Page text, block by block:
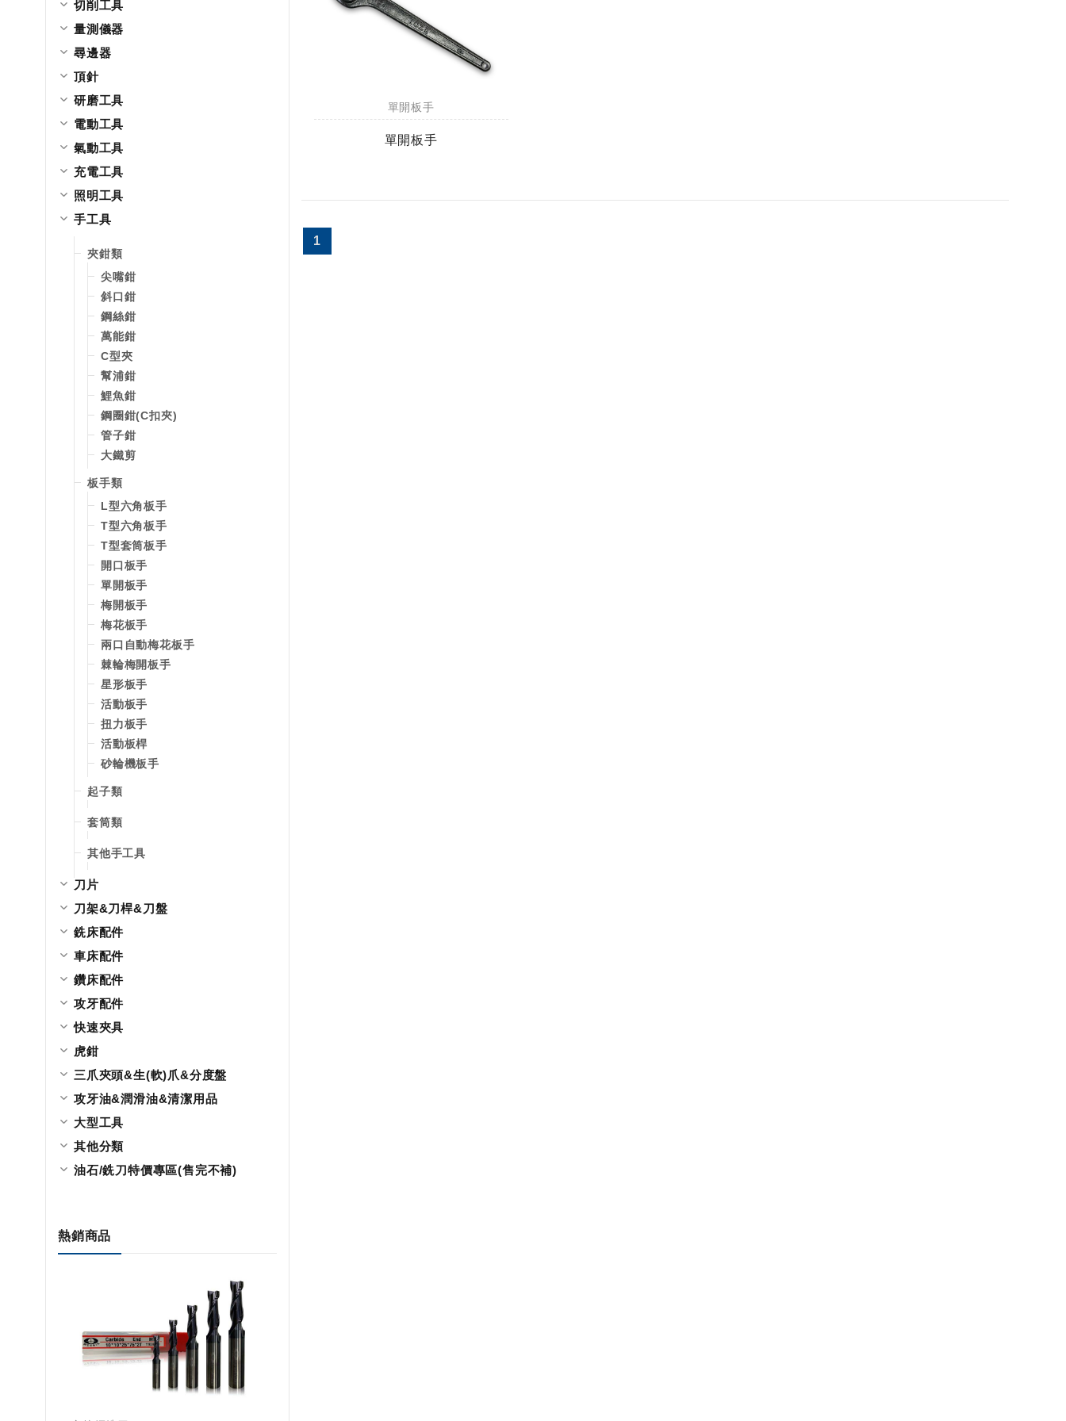
切削工具
量測儀器
尋邊器
頂針
研磨工具
電動工具
氣動工具
充電工具
照明工具
手工具
夾鉗類
尖嘴鉗
斜口鉗
鋼絲鉗
萬能鉗
C型夾
幫浦鉗
鯉魚鉗
鋼圈鉗(C扣夾)
管子鉗
大鐵剪
板手類
L型六角板手
T型六角板手
T型套筒板手
開口板手
單開板手
梅開板手
梅花板手
兩口自動梅花板手
棘輪梅開板手
星形板手
活動板手
扭力板手
活動板桿
砂輪機板手
起子類
套筒類
其他手工具
刀片
刀架&刀桿&刀盤
銑床配件
車床配件
鑽床配件
攻牙配件
快速夾具
虎鉗
三爪夾頭&生(軟)爪&分度盤
攻牙油&潤滑油&清潔用品
大型工具
其他分類
油石/銑刀特價專區(售完不補)
熱銷商品
單開板手
單開板手
1